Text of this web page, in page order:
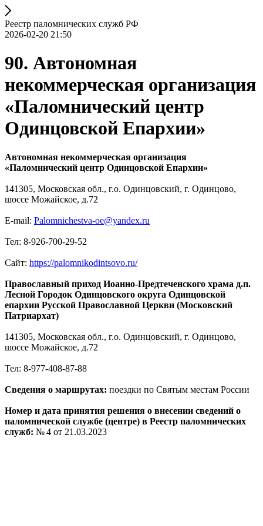
Реестр паломнических служб РФ
2026-02-20 21:50
90. Автономная
некоммерческая организация
«Паломнический центр
Одинцовской Епархии»
Автономная некоммерческая организация
«Паломнический центр Одинцовской Епархии»
141305, Московская обл., г.о. Одинцовский, г. Одинцово,
шоссе Можайское, д.72
E-mail: Palomnichestva-oe@yandex.ru
Тел: 8-926-700-29-52
Сайт: https://palomnikodintsovo.ru/
Православный приход Иоанно-Предтеченского храма д.п.
Лесной Городок Одинцовского округа Одинцовской
епархии Русской Православной Церкви (Московский
Патриархат)
141305, Московская обл., г.о. Одинцовский, г. Одинцово,
шоссе Можайское, д.72
Тел: 8-977-408-87-88
Сведения о маршрутах: поездки по Святым местам России
Номер и дата принятия решения о внесении сведений о
паломнической службе (центре) в Реестр паломнических
служб: № 4 от 21.03.2023